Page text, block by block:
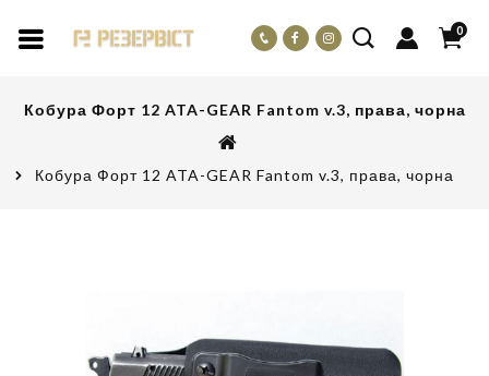
0
Кобура Форт 12 ATA-GEAR Fantom v.3, права, чорна
Кобура Форт 12 ATA-GEAR Fantom v.3, права, чорна